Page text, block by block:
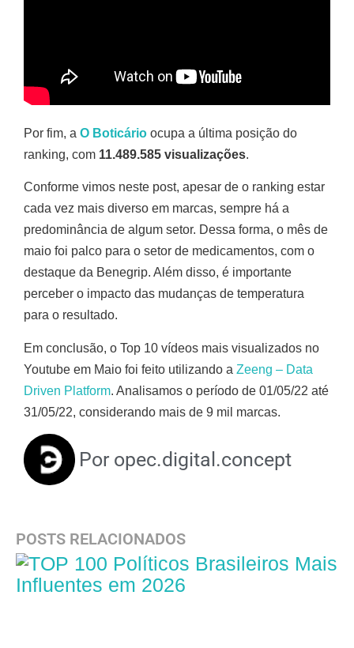
Por fim, a O Boticário ocupa a última posição do
ranking, com 11.489.585 visualizações.
Conforme vimos neste post, apesar de o ranking estar
cada vez mais diverso em marcas, sempre há a
predominância de algum setor. Dessa forma, o mês de
maio foi palco para o setor de medicamentos, com o
destaque da Benegrip. Além disso, é importante
perceber o impacto das mudanças de temperatura
para o resultado.
Em conclusão, o Top 10 vídeos mais visualizados no
Youtube em Maio foi feito utilizando a Zeeng – Data
Driven Platform. Analisamos o período de 01/05/22 até
31/05/22, considerando mais de 9 mil marcas.
Por opec.digital.concept
POSTS RELACIONADOS